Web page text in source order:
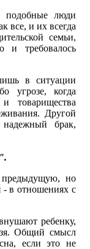
подобные люди
все, и их всегда
семьи,
и требовалось
в ситуации
угрозе, когда
товарищества
Другой
брак,
но
- в отношениях с
ребенку,
Общий смысл
если это не